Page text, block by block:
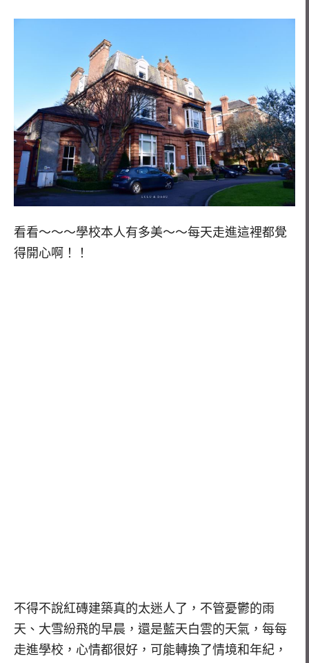
看看～～～學校本人有多美～～每天走進這裡都覺
得開心啊！！
不得不說紅磚建築真的太迷人了，不管憂鬱的雨
天、大雪紛飛的早晨，還是藍天白雲的天氣，每每
走進學校，心情都很好，可能轉換了情境和年紀，